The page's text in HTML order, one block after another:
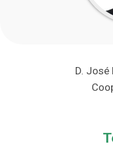
D. José